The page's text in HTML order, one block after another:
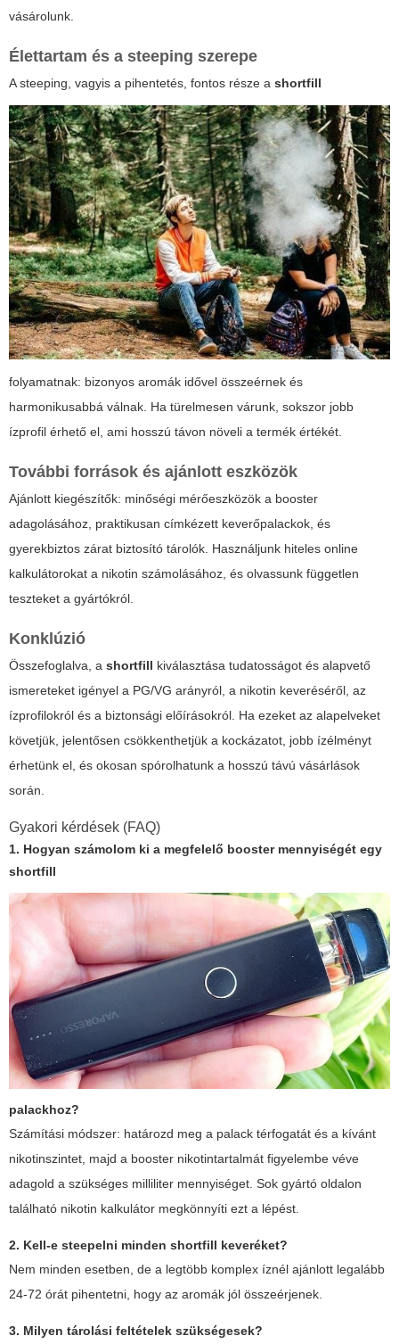
vásárolunk.
Élettartam és a steeping szerepe
A steeping, vagyis a pihentetés, fontos része a shortfill
folyamatnak: bizonyos aromák idővel összeérnek és
harmonikusabbá válnak. Ha türelmesen várunk, sokszor jobb
ízprofil érhető el, ami hosszú távon növeli a termék értékét.
További források és ajánlott eszközök
Ajánlott kiegészítők: minőségi mérőeszközök a booster
adagolásához, praktikusan címkézett keverőpalackok, és
gyerekbiztos zárat biztosító tárolók. Használjunk hiteles online
kalkulátorokat a nikotin számolásához, és olvassunk független
teszteket a gyártókról.
Konklúzió
Összefoglalva, a shortfill kiválasztása tudatosságot és alapvető
ismereteket igényel a PG/VG arányról, a nikotin keveréséről, az
ízprofilokról és a biztonsági előírásokról. Ha ezeket az alapelveket
követjük, jelentősen csökkenthetjük a kockázatot, jobb ízélményt
érhetünk el, és okosan spórolhatunk a hosszú távú vásárlások
során.
Gyakori kérdések (FAQ)
1. Hogyan számolom ki a megfelelő booster mennyiségét egy
shortfill
palackhoz?
Számítási módszer: határozd meg a palack térfogatát és a kívánt
nikotinszintet, majd a booster nikotintartalmát figyelembe véve
adagold a szükséges milliliter mennyiséget. Sok gyártó oldalon
található nikotin kalkulátor megkönnyíti ezt a lépést.
2. Kell-e steepelni minden shortfill keveréket?
Nem minden esetben, de a legtöbb komplex íznél ajánlott legalább
24-72 órát pihentetni, hogy az aromák jól összeérjenek.
3. Milyen tárolási feltételek szükségesek?